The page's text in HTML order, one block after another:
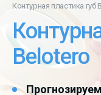
Контурная пластика губ
Belotero